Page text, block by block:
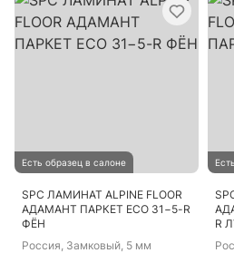
Есть образец в салоне
SPC ЛАМИНАТ ALPINE FLOOR
АДАМАНТ ПАРКЕТ ECO 31−5-R
ФЁН
Россия, Замковый, 5 мм
R